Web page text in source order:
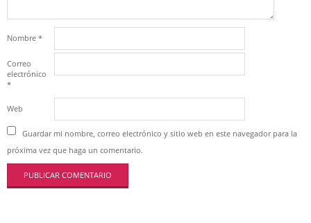
Nombre *
Correo
electrónico
*
Web
Guardar mi nombre, correo electrónico y sitio web en este navegador para la
próxima vez que haga un comentario.